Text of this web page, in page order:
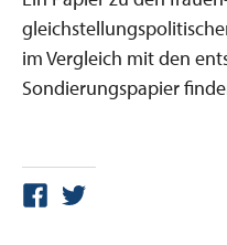
im Vergleich mit den
Sondierungspapier